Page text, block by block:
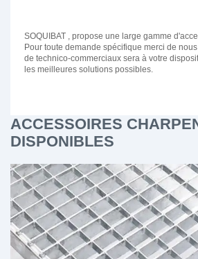
SOQUIBAT , propose une large gamme
Pour toute demande spécifique merci de
de technico-commerciaux sera à votre
les meilleures solutions possibles.
ACCESSOIRES
DISPONIBLES